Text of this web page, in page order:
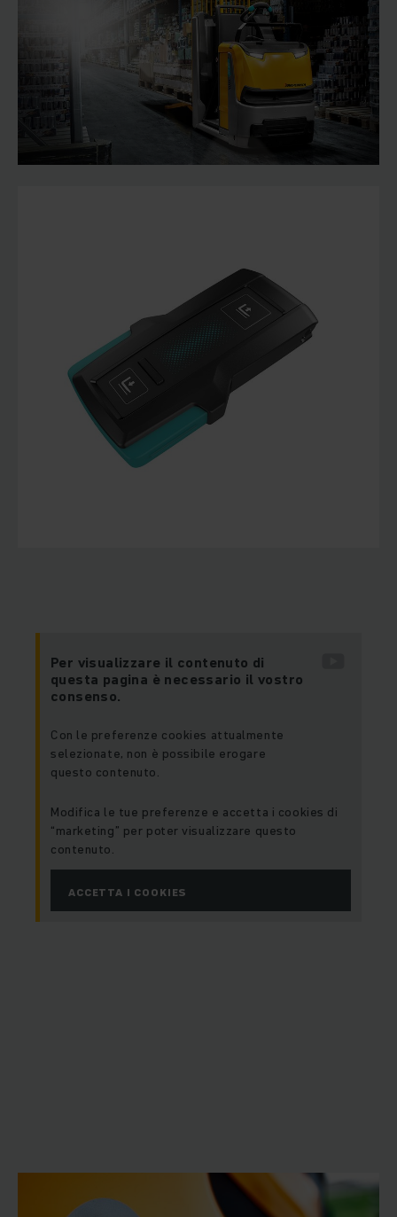
Per visualizzare il contenuto di
questa pagina è necessario il vostro
consenso.
Con le preferenze cookies attualmente
selezionate, non è possibile erogare
questo contenuto.
Modifica le tue preferenze e accetta i cookies di
“marketing” per poter visualizzare questo
contenuto.
ACCETTA I COOKIES